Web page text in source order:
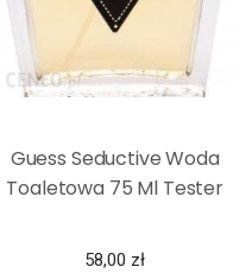
Guess Seductive Woda
Toaletowa 75 Ml Tester
58,00 zł